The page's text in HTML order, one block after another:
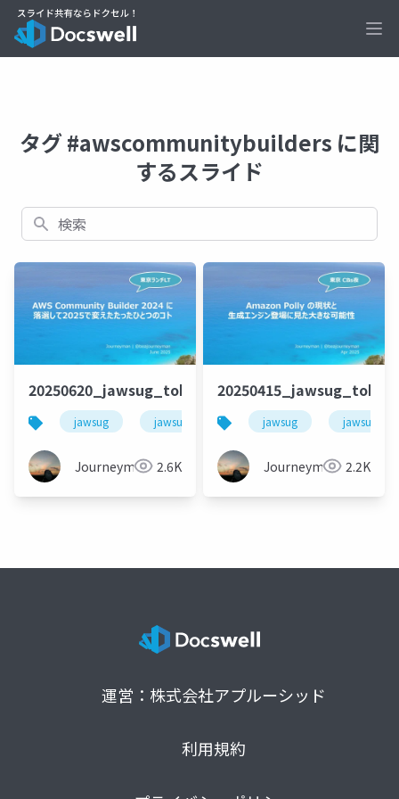
タグ #awscommunitybuilders に関
するスライド
検索
20250620_jawsug_tokyo_LTt_lt_beajouneyman
jawsug jawsug_tokyo awscommunitybuilder
Journeyman 2.6K
jawsug
Journeyman 2.2K
運営：株式会社アプルーシッド
利用規約